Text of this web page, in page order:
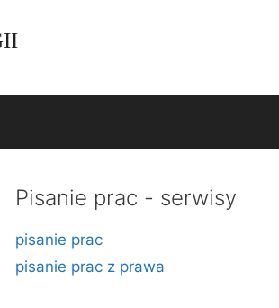
Pisanie prac - serwisy
pisanie prac
pisanie prac z prawa